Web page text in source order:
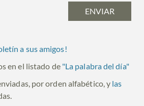
a sus amigos!
en el listado de "La palabra del día"
por orden alfabético, y las